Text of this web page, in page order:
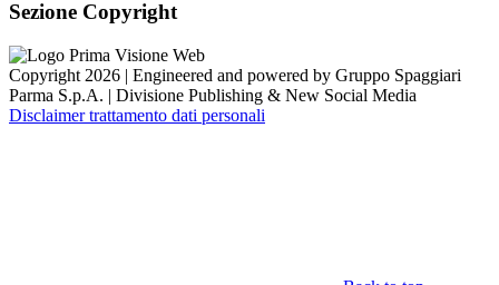
Sezione Copyright
Copyright 2026 | Engineered and powered by Gruppo Spaggiari
Parma S.p.A. | Divisione Publishing & New Social Media
Disclaimer trattamento dati personali